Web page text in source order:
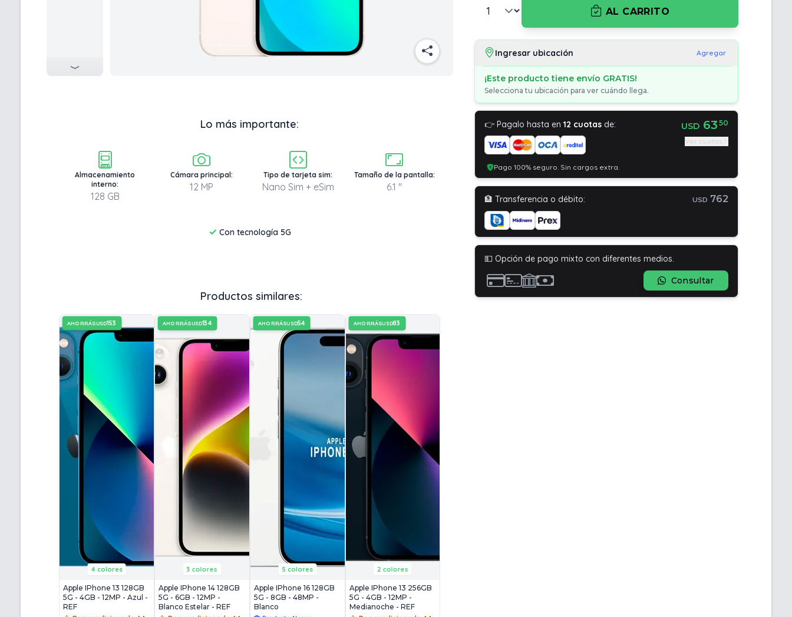
AL CARRITO
Ingresar ubicación Agregar
¡Este producto tiene envío GRATIS!
Selecciona tu ubicación para ver cuándo llega.
👉 Pagalo hasta en12 cuotas de:
Pago 100% seguro. Sin cargos extra.
USD 63 50
Ver cuotas
🏦 Transferencia o débito: USD 762
💵 Opción de pago mixto con diferentes medios.
Consultar
Lo más importante:
Almacenamiento
interno:
128 GB
Cámara principal:
12 MP
Tipo de tarjeta sim:
Nano Sim + eSim
Tamaño de la pantalla:
6.1 "
✓ Con tecnología 5G
Productos similares:
AHORRÁSUSD153
4 colores
Apple IPhone 13 128GB
5G - 4GB - 12MP - Azul -
REF
AHORRÁSUSD134
3 colores
Apple IPhone 14 128GB
5G - 6GB - 12MP -
Blanco Estelar - REF
AHORRÁSUSD54
5 colores
Apple IPhone 16 128GB
5G - 8GB - 48MP -
Blanco
AHORRÁSUSD83
2 colores
Apple IPhone 13 256GB
5G - 4GB - 12MP -
Medianoche - REF